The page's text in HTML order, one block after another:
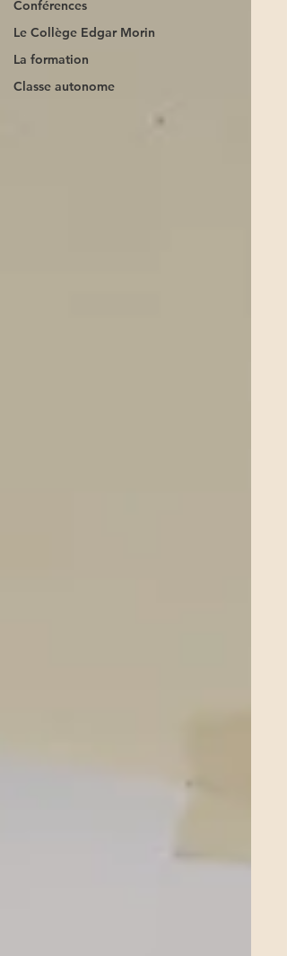
Conférences
Le Collège Edgar Morin
La formation
Classe autonome